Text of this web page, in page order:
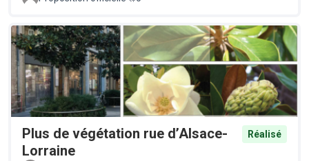
Plus de végétation rue d’Alsace-
Lorraine
Réalisé